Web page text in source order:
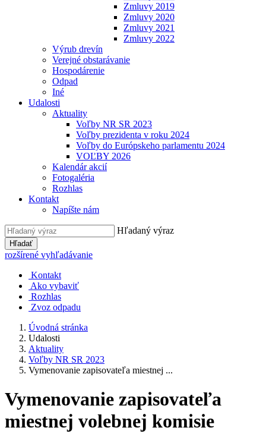
Zmluvy 2019
Zmluvy 2020
Zmluvy 2021
Zmluvy 2022
Výrub drevín
Verejné obstarávanie
Hospodárenie
Odpad
Iné
Udalosti
Aktuality
Voľby NR SR 2023
Voľby prezidenta v roku 2024
Voľby do Európskeho parlamentu 2024
VOĽBY 2026
Kalendár akcií
Fotogaléria
Rozhlas
Kontakt
Napíšte nám
Hľadaný výraz
Hľadať
rozšírené vyhľadávanie
Kontakt
Ako vybaviť
Rozhlas
Zvoz odpadu
Úvodná stránka
Udalosti
Aktuality
Voľby NR SR 2023
Vymenovanie zapisovateľa miestnej ...
Vymenovanie zapisovateľa
miestnej volebnej komisie